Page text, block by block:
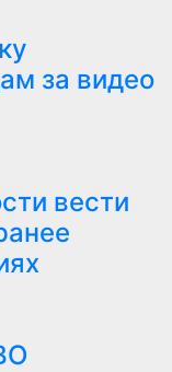
за видео
вести